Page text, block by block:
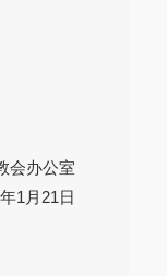
会办公室
1月21日